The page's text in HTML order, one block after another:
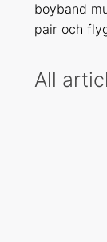
boyband
pair och
All